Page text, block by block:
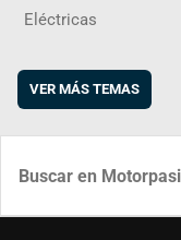
Eléctricas
VER MÁS TEMAS